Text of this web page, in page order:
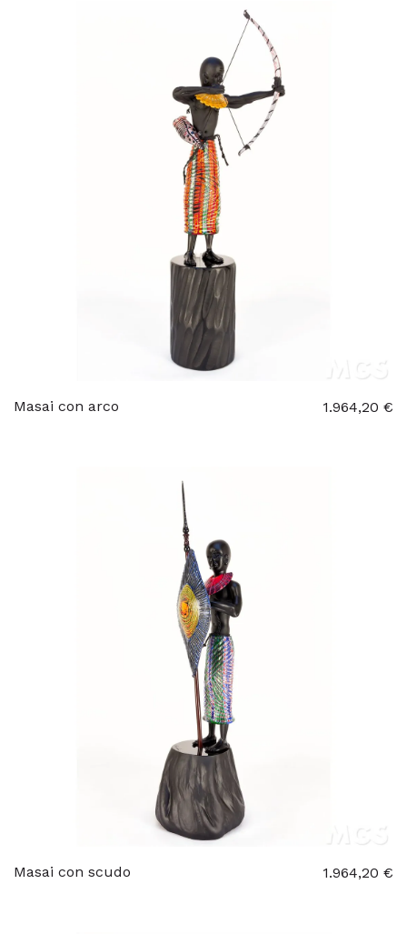
Masai con arco 1.964,20 €
Masai con scudo 1.964,20 €